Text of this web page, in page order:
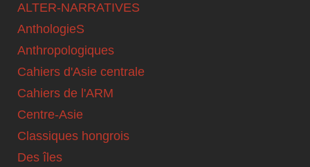
ALTER-NARRATIVES
AnthologieS
Anthropologiques
Cahiers d'Asie centrale
Cahiers de l'ARM
Centre-Asie
Classiques hongrois
Des îles